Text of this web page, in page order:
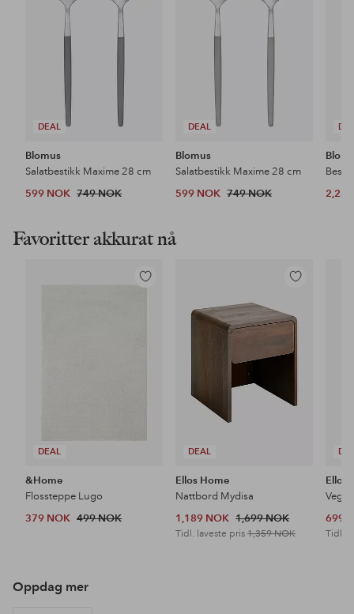
DEAL
Blomus
Salatbestikk Maxime 28 cm
599 NOK 749 NOK
DEAL
Blomus
Salatbestikk Maxime 28 cm
599 NOK 749 NOK
Favoritter akkurat nå
DEAL
Legg
&Home
Flossteppe Lugo
379 NOK 499 NOK
DEAL
Legg
favoritter
Ellos Home
Nattbord Mydisa
1,189 NOK 1,699 NOK
Tidl. laveste pris1,359 NOK
Ellos
699
Tidl.
Oppdag mer